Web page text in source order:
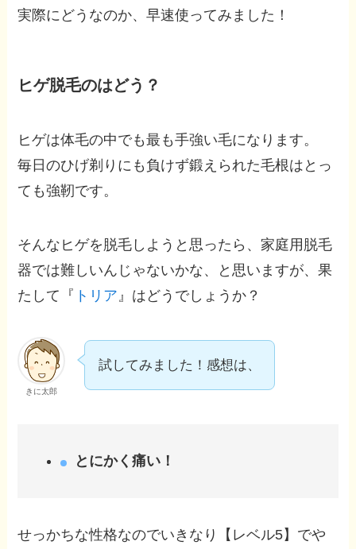
実際にどうなのか、早速使ってみました！
ヒゲ脱毛のはどう？
ヒゲは体毛の中でも最も手強い毛になります。
毎日のひげ剃りにも負けず鍛えられた毛根はとっ
ても強靭です。
そんなヒゲを脱毛しようと思ったら、家庭用脱毛
器では難しいんじゃないかな、と思いますが、果
たして『 トリア 』はどうでしょうか？
きに太郎
試してみました！感想は、
とにかく痛い！
せっかちな性格なのでいきなり【レベル5】でや